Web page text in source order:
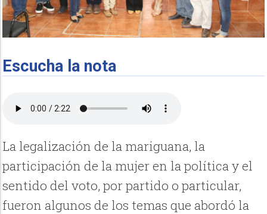
Escucha la nota
La legalización de la mariguana, la
participación de la mujer en la política y el
sentido del voto, por partido o particular,
fueron algunos de los temas que abordó la